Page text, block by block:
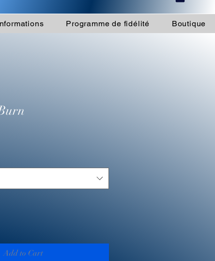
Programme de fidélité Boutique
Add to Cart